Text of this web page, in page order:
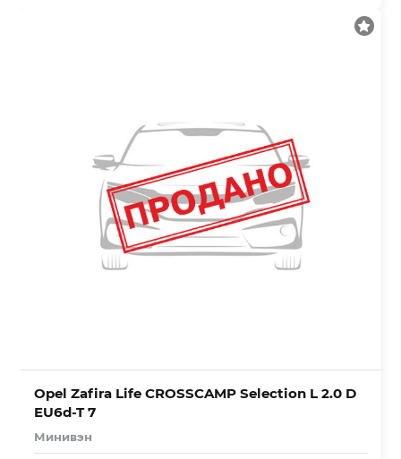
Opel Zafira Life CROSSCAMP Selection L 2.0 D
EU6d-T 7
Минивэн